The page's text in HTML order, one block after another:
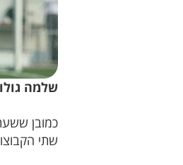
שלמה
כמובן
שתי